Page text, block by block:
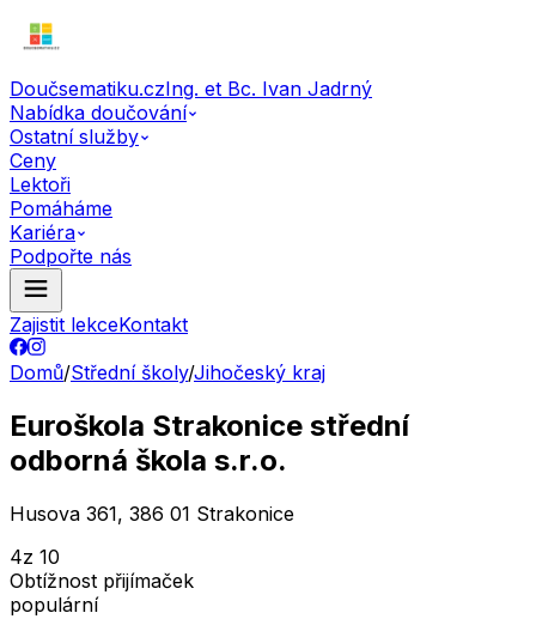
Doučsematiku.czIng. et Bc. Ivan Jadrný
Nabídka doučování
Ostatní služby
Ceny
Lektoři
Pomáháme
Kariéra
Podpořte nás
Zajistit lekceKontakt
Domů/Střední školy/Jihočeský kraj
Euroškola Strakonice střední
odborná škola s.r.o.
Husova 361, 386 01 Strakonice
4z 10
Obtížnost přijímaček
populární